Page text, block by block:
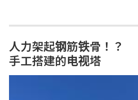
人力架起钢筋铁骨！？
手工搭建的电视塔